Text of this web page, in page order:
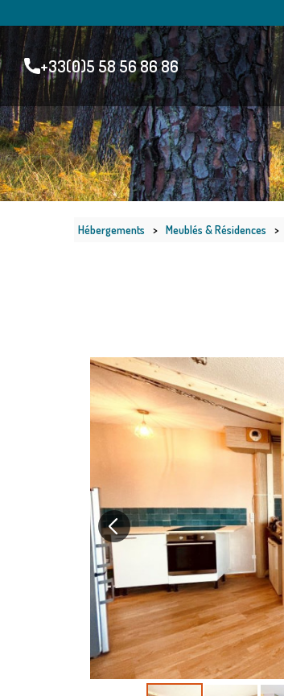
+33(0)5 58 56 86 86
Hébergements > Meublés & Résidences >